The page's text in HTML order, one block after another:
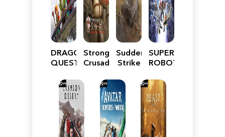
DRAGON
QUEST
Reimagined
Stronghold
Crusader:
Edition
Sudden
Strike
SUPER
ROBOT
Y